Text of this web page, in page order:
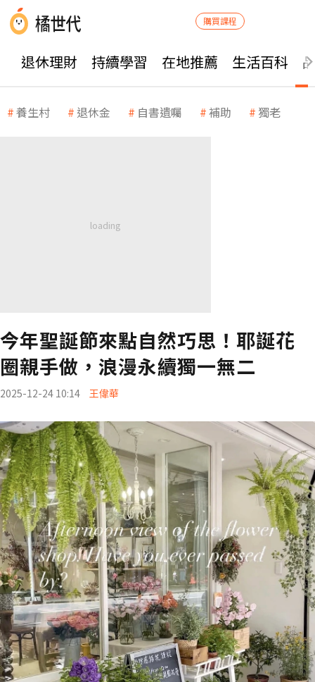
購買課程
退休理財 持續學習 在地推薦 生活百科
養生村 退休金 自書遺囑 補助 獨老
今年聖誕節來點自然巧思！耶誕花
圈親手做，浪漫永續獨一無二
2025-12-24 10:14 王偉華